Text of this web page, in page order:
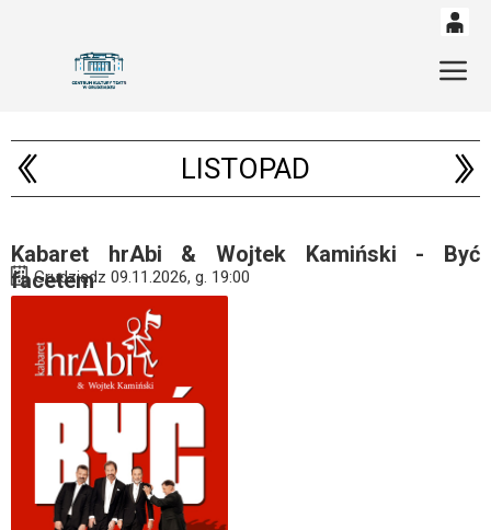
14 52
LISTOPAD
Kabaret hrAbi & Wojtek Kamiński - Być
facetem
Grudziądz 09.11.2026, g. 19:00